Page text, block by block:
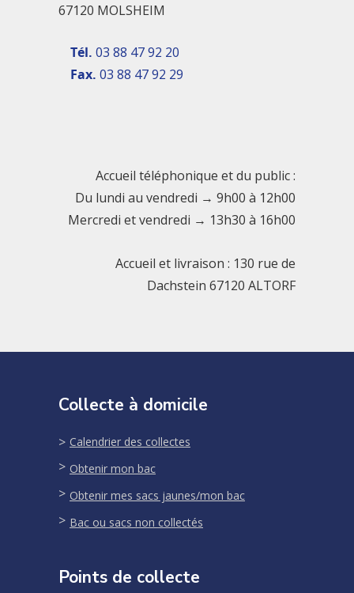
67120 MOLSHEIM
Tél. 03 88 47 92 20
Fax. 03 88 47 92 29
Accueil téléphonique et du public :
Du lundi au vendredi → 9h00 à 12h00
Mercredi et vendredi → 13h30 à 16h00
Accueil et livraison : 130 rue de
Dachstein 67120 ALTORF
Collecte à domicile
Calendrier des collectes
Obtenir mon bac
Obtenir mes sacs jaunes/mon bac
Bac ou sacs non collectés
Points de collecte